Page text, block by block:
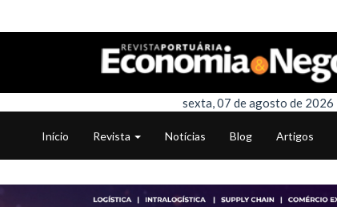
sexta, 07 de agosto de 2026
Início Revista Notícias Blog Artigos